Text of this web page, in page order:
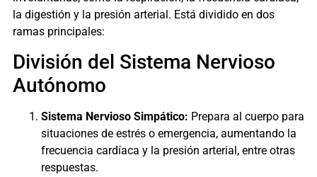
la digestión y la presión arterial. Está dividido en dos
ramas principales:
División del Sistema Nervioso
Autónomo
Sistema Nervioso Simpático: Prepara al cuerpo para
situaciones de estrés o emergencia, aumentando la
frecuencia cardíaca y la presión arterial, entre otras
respuestas.